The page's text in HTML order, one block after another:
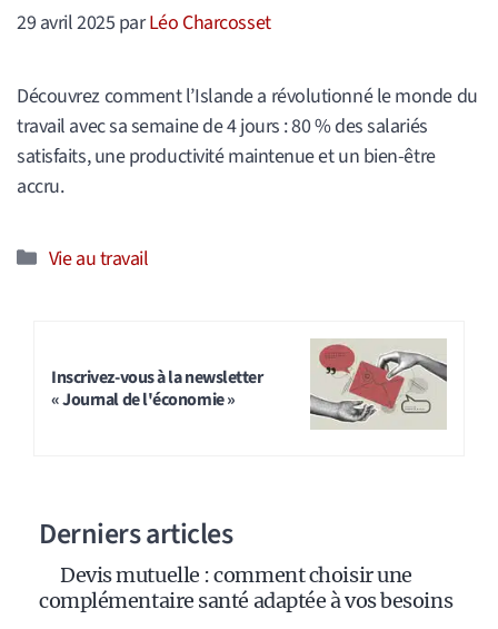
29 avril 2025 parLéo Charcosset
Découvrez comment l’Islande a révolutionné le monde du
travail avec sa semaine de 4 jours : 80 % des salariés
satisfaits, une productivité maintenue et un bien-être
accru.
Catégories
Vie au travail
Inscrivez-vous à la newsletter
« Journal de l'économie »
Derniers articles
Devis mutuelle : comment choisir une
complémentaire santé adaptée à vos besoins